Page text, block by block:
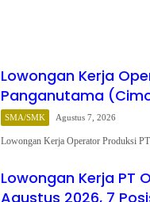
Lowongan Kerja
Panganutama
SMA/SMK Agustus 7, 2026
Lowongan Kerja Operator Produksi
Lowongan Kerja PT
Agustus 2026, 7